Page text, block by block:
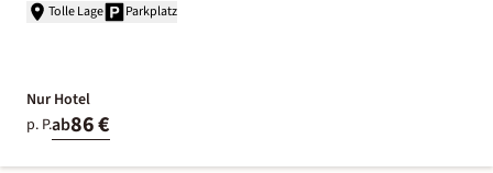
Tolle Lage Parkplatz
Nur Hotel
p. P.ab86 €